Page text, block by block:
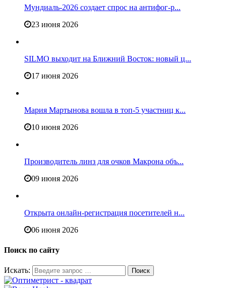
Мундиаль-2026 создает спрос на антифог-р...
23 июня 2026
SILMO выходит на Ближний Восток: новый ц...
17 июня 2026
Мария Мартынова вошла в топ-5 участниц к...
10 июня 2026
Производитель линз для очков Макрона объ...
09 июня 2026
Открыта онлайн-регистрация посетителей н...
06 июня 2026
Поиск по сайту
Искать: